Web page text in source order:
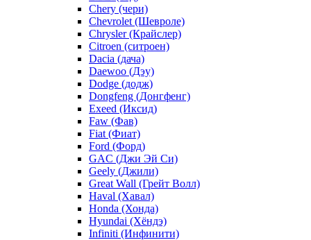
Chery (чери)
Chevrolet (Шевроле)
Chrysler (Крайслер)
Citroen (ситроен)
Dacia (дача)
Daewoo (Дэу)
Dodge (додж)
Dongfeng (Донгфенг)
Exeed (Иксид)
Faw (Фав)
Fiat (Фиат)
Ford (Форд)
GAC (Джи Эй Си)
Geely (Джили)
Great Wall (Грейт Волл)
Haval (Хавал)
Honda (Хонда)
Hyundai (Хёндэ)
Infiniti (Инфинити)